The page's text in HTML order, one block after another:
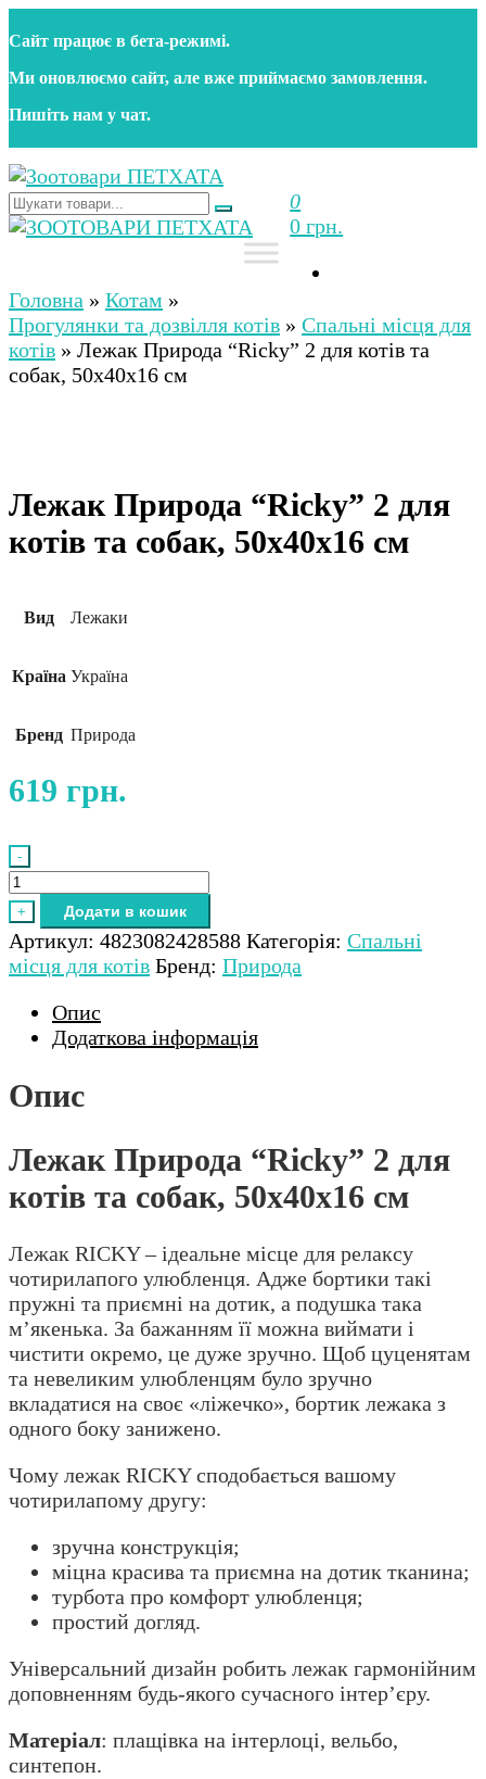
до
контенту
Сайт працює в бета‑режимі.
Ми оновлюємо сайт, але вже приймаємо замовлення.
Пишіть нам у чат.
Зоотовари ПЕТХАТА
Зоомагазин для собак та котів | Корм, іграшки,
аксесуари та догляд за тваринами. Доставка по
0
0 грн.
Зоомагазин для собак та котів | Корм, іграшки,
аксесуари та догляд за тваринами. Доставка по
Україні
Головна » Котам »
Прогулянки та дозвілля котів » Спальні місця для
котів » Лежак Природа “Ricky” 2 для котів та
собак, 50х40х16 см
Лежак Природа “Ricky” 2 для
котів та собак, 50х40х16 см
Вид Лежаки
Країна Україна
Бренд Природа
619 грн.
-
Лежак
Природа
"Ricky"
2
для
котів
собак,
см
+ Додати в кошик
Артикул: 4823082428588 Категорія: Спальні
місця для котів Бренд: Природа
Опис
Додаткова інформація
Опис
Лежак Природа “Ricky” 2 для
котів та собак, 50х40х16 см
Лежак RICKY – ідеальне місце для релаксу
чотирилапого улюбленця. Адже бортики такі
пружні та приємні на дотик, а подушка така
м’якенька. За бажанням її можна виймати і
чистити окремо, це дуже зручно. Щоб цуценятам
та невеликим улюбленцям було зручно
вкладатися на своє «ліжечко», бортик лежака з
одного боку занижено.
Чому лежак RICKY сподобається вашому
чотирилапому другу:
зручна конструкція;
міцна красива та приємна на дотик тканина;
турбота про комфорт улюбленця;
простий догляд.
Універсальний дизайн робить лежак гармонійним
доповненням будь-якого сучасного інтер’єру.
Матеріал: плащівка на інтерлоці, вельбо,
синтепон.